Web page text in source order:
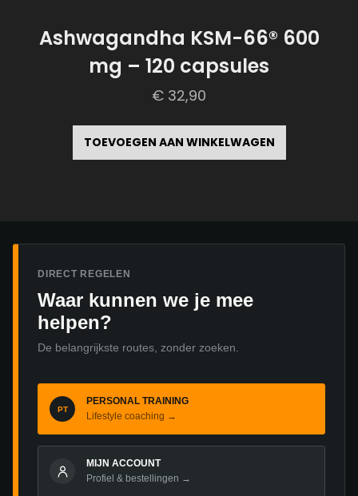
Ashwagandha KSM-66® 600
mg – 120 capsules
€ 32,90
TOEVOEGEN AAN WINKELWAGEN
DIRECT REGELEN
Waar kunnen we je mee
helpen?
De belangrijkste routes, zonder zoeken.
PT
PERSONAL TRAINING
Lifestyle coaching →
MIJN ACCOUNT
Profiel & bestellingen →